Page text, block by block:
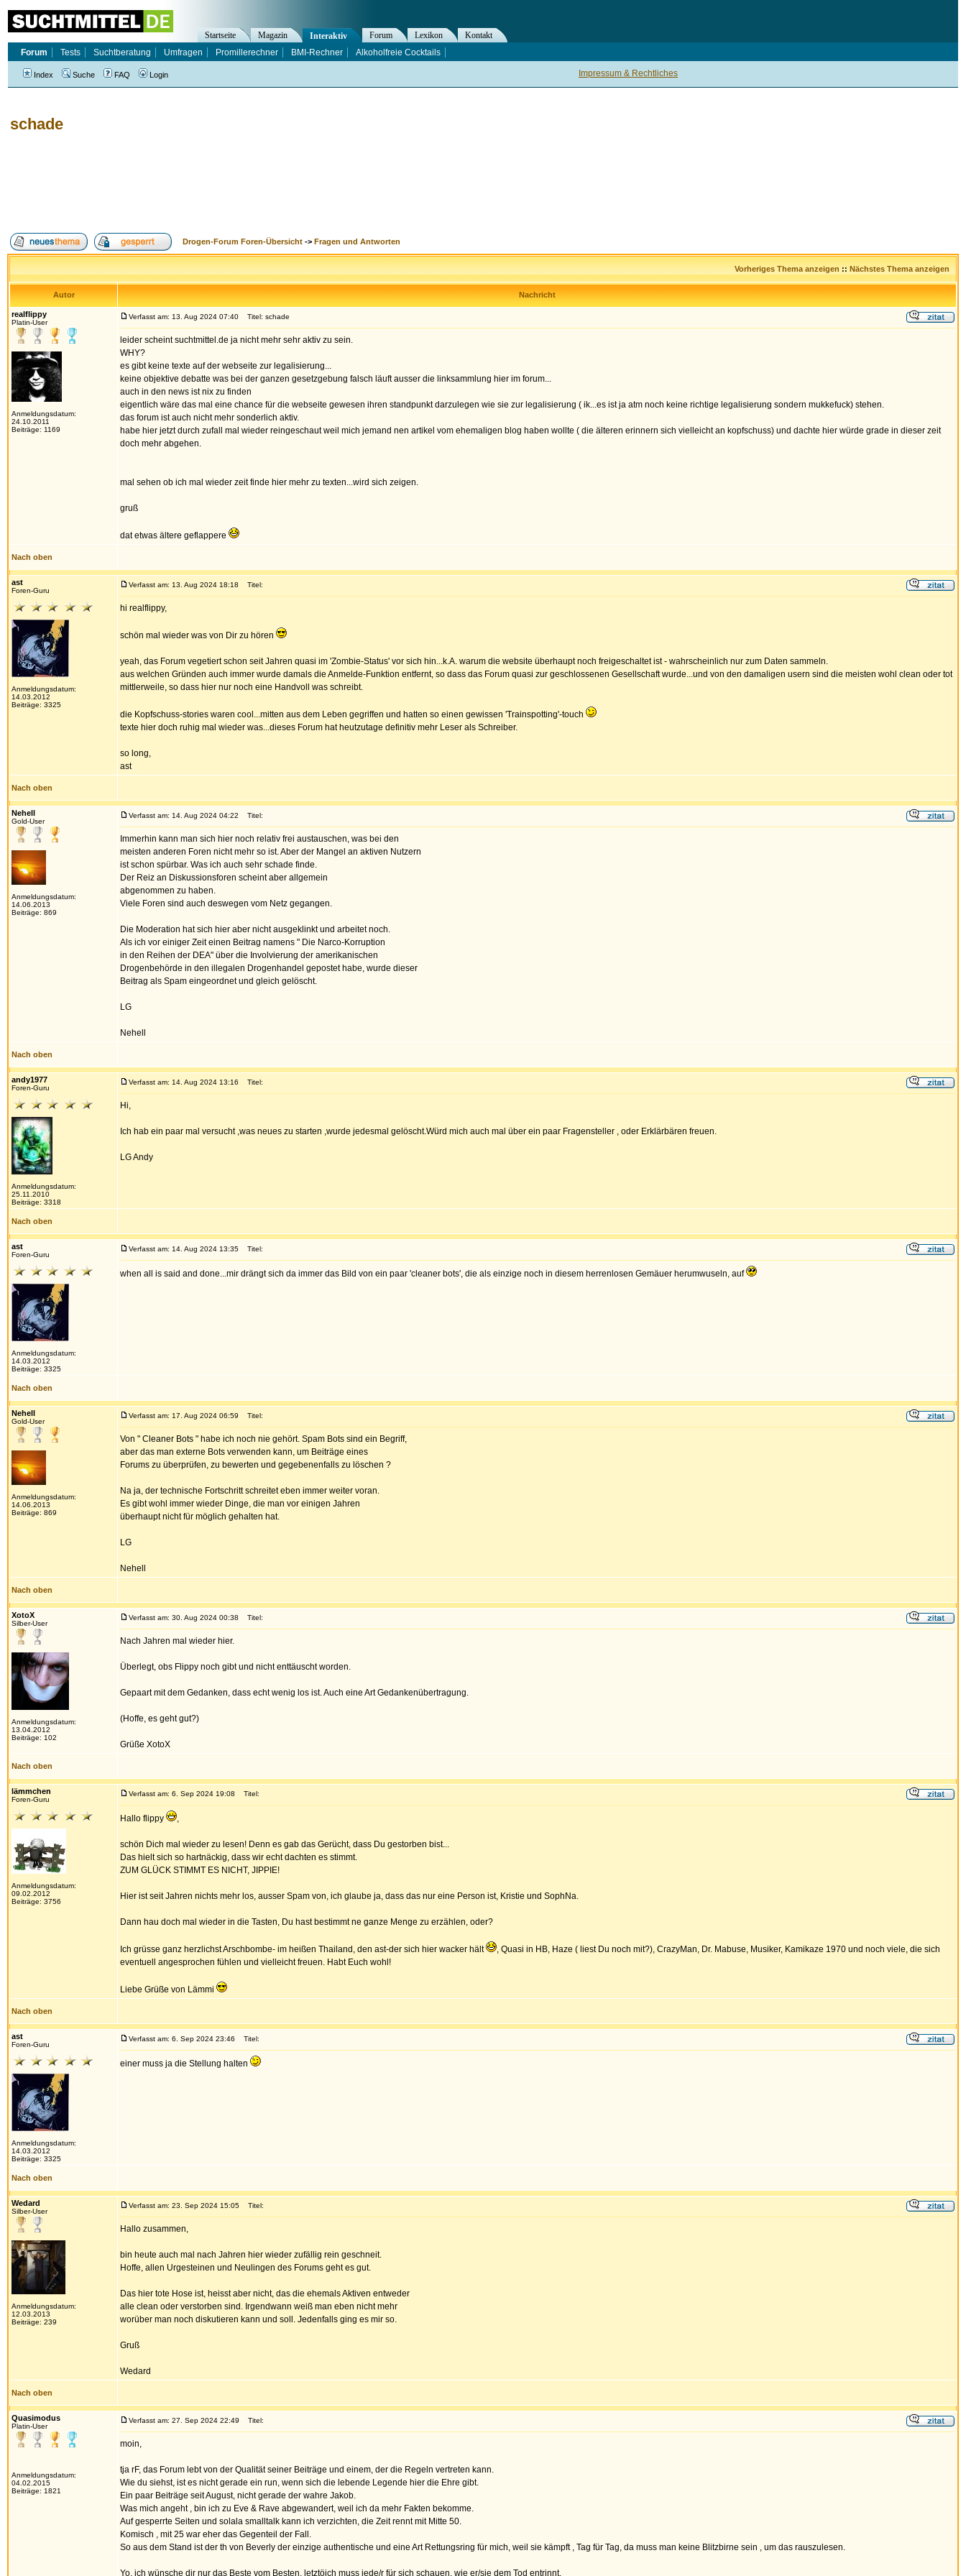
schade
Drogen-Forum Foren-Übersicht -> Fragen und Antworten
Vorheriges Thema anzeigen :: Nächstes Thema anzeigen
Autor Nachricht
realflippy
Platin-User
Anmeldungsdatum:
24.10.2011
Beiträge: 1169
Verfasst am: 13. Aug 2024 07:40 Titel: schade
leider scheint suchtmittel.de ja nicht mehr sehr aktiv zu sein.
WHY?
es gibt keine texte auf der webseite zur legalisierung...
keine objektive debatte was bei der ganzen gesetzgebung falsch läuft ausser die linksammlung hier im forum...
auch in den news ist nix zu finden
eigentlich wäre das mal eine chance für die webseite gewesen ihren standpunkt darzulegen wie sie zur legalisierung ( ik...es ist ja atm noch keine richtige legalisierung sondern mukkefuck) stehen.
das forum ist auch nicht mehr sonderlich aktiv.
habe hier jetzt durch zufall mal wieder reingeschaut weil mich jemand nen artikel vom ehemaligen blog haben wollte ( die älteren erinnern sich vielleicht an kopfschuss) und dachte hier würde grade in dieser zeit
doch mehr abgehen.
mal sehen ob ich mal wieder zeit finde hier mehr zu texten...wird sich zeigen.
gruß
dat etwas ältere geflappere
Nach oben
ast
Foren-Guru
Anmeldungsdatum:
14.03.2012
Beiträge: 3325
Verfasst am: 13. Aug 2024 18:18 Titel:
hi realflippy,
schön mal wieder was von Dir zu hören
yeah, das Forum vegetiert schon seit Jahren quasi im 'Zombie-Status' vor sich hin...k.A. warum die website überhaupt noch freigeschaltet ist - wahrscheinlich nur zum Daten sammeln.
aus welchen Gründen auch immer wurde damals die Anmelde-Funktion entfernt, so dass das Forum quasi zur geschlossenen Gesellschaft wurde...und von den damaligen usern sind die meisten wohl clean oder tot
mittlerweile, so dass hier nur noch eine Handvoll was schreibt.
die Kopfschuss-stories waren cool...mitten aus dem Leben gegriffen und hatten so einen gewissen 'Trainspotting'-touch
texte hier doch ruhig mal wieder was...dieses Forum hat heutzutage definitiv mehr Leser als Schreiber.
so long,
ast
Nach oben
Nehell
Gold-User
Anmeldungsdatum:
14.06.2013
Beiträge: 869
Verfasst am: 14. Aug 2024 04:22 Titel:
Immerhin kann man sich hier noch relativ frei austauschen, was bei den
meisten anderen Foren nicht mehr so ist. Aber der Mangel an aktiven Nutzern
ist schon spürbar. Was ich auch sehr schade finde.
Der Reiz an Diskussionsforen scheint aber allgemein
abgenommen zu haben.
Viele Foren sind auch deswegen vom Netz gegangen.
Die Moderation hat sich hier aber nicht ausgeklinkt und arbeitet noch.
Als ich vor einiger Zeit einen Beitrag namens " Die Narco-Korruption
in den Reihen der DEA" über die Involvierung der amerikanischen
Drogenbehörde in den illegalen Drogenhandel gepostet habe, wurde dieser
Beitrag als Spam eingeordnet und gleich gelöscht.
LG
Nehell
Nach oben
andy1977
Foren-Guru
Anmeldungsdatum:
25.11.2010
Beiträge: 3318
Verfasst am: 14. Aug 2024 13:16 Titel:
Hi,
Ich hab ein paar mal versucht ,was neues zu starten ,wurde jedesmal gelöscht.Würd mich auch mal über ein paar Fragensteller , oder Erklärbären freuen.
LG Andy
Nach oben
ast
Foren-Guru
Anmeldungsdatum:
14.03.2012
Beiträge: 3325
Verfasst am: 14. Aug 2024 13:35 Titel:
when all is said and done...mir drängt sich da immer das Bild von ein paar 'cleaner bots', die als einzige noch in diesem herrenlosen Gemäuer herumwuseln, auf
Nach oben
Nehell
Gold-User
Anmeldungsdatum:
14.06.2013
Beiträge: 869
Verfasst am: 17. Aug 2024 06:59 Titel:
Von " Cleaner Bots " habe ich noch nie gehört. Spam Bots sind ein Begriff,
aber das man externe Bots verwenden kann, um Beiträge eines
Forums zu überprüfen, zu bewerten und gegebenenfalls zu löschen ?
Na ja, der technische Fortschritt schreitet eben immer weiter voran.
Es gibt wohl immer wieder Dinge, die man vor einigen Jahren
überhaupt nicht für möglich gehalten hat.
LG
Nehell
Nach oben
XotoX
Silber-User
Anmeldungsdatum:
13.04.2012
Beiträge: 102
Verfasst am: 30. Aug 2024 00:38 Titel:
Nach Jahren mal wieder hier.
Überlegt, obs Flippy noch gibt und nicht enttäuscht worden.
Gepaart mit dem Gedanken, dass echt wenig los ist. Auch eine Art Gedankenübertragung.
(Hoffe, es geht gut?)
Grüße XotoX
Nach oben
lämmchen
Foren-Guru
Anmeldungsdatum:
09.02.2012
Beiträge: 3756
Verfasst am: 6. Sep 2024 19:08 Titel:
Hallo flippy ,
schön Dich mal wieder zu lesen! Denn es gab das Gerücht, dass Du gestorben bist...
Das hielt sich so hartnäckig, dass wir echt dachten es stimmt.
ZUM GLÜCK STIMMT ES NICHT, JIPPIE!
Hier ist seit Jahren nichts mehr los, ausser Spam von, ich glaube ja, dass das nur eine Person ist, Kristie und SophNa.
Dann hau doch mal wieder in die Tasten, Du hast bestimmt ne ganze Menge zu erzählen, oder?
Ich grüsse ganz herzlichst Arschbombe- im heißen Thailand, den ast-der sich hier wacker hält
, Quasi in HB, Haze ( liest Du noch mit?), CrazyMan, Dr. Mabuse, Musiker, Kamikaze 1970 und noch viele, die sich
eventuell angesprochen fühlen und vielleicht freuen. Habt Euch wohl!
Liebe Grüße von Lämmi
Nach oben
ast
Foren-Guru
Anmeldungsdatum:
14.03.2012
Beiträge: 3325
Verfasst am: 6. Sep 2024 23:46 Titel:
einer muss ja die Stellung halten
Nach oben
Wedard
Silber-User
Anmeldungsdatum:
12.03.2013
Beiträge: 239
Verfasst am: 23. Sep 2024 15:05 Titel:
Hallo zusammen,
bin heute auch mal nach Jahren hier wieder zufällig rein geschneit.
Hoffe, allen Urgesteinen und Neulingen des Forums geht es gut.
Das hier tote Hose ist, heisst aber nicht, das die ehemals Aktiven entweder
alle clean oder verstorben sind. Irgendwann weiß man eben nicht mehr
worüber man noch diskutieren kann und soll. Jedenfalls ging es mir so.
Gruß
Wedard
Nach oben
Quasimodus
Platin-User
Anmeldungsdatum:
04.02.2015
Beiträge: 1821
Verfasst am: 27. Sep 2024 22:49 Titel:
moin,
tja rF, das Forum lebt von der Qualität seiner Beiträge und einem, der die Regeln vertreten kann.
Wie du siehst, ist es nicht gerade ein run, wenn sich die lebende Legende hier die Ehre gibt.
Ein paar Beiträge seit August, nicht gerade der wahre Jakob.
Was mich angeht , bin ich zu Eve & Rave abgewandert, weil ich da mehr Fakten bekomme.
Auf gesperrte Seiten und solala smalltalk kann ich verzichten, die Zeit rennt mit Mitte 50.
Komisch , mit 25 war eher das Gegenteil der Fall.
So aus dem Stand ist der th von Beverly der einzige authentische und eine Art Rettungsring für mich, weil sie kämpft , Tag für Tag, da muss man keine Blitzbirne sein , um das rauszulesen.
Yo, ich wünsche dir nur das Beste vom Besten, letztöich muss jede/r für sich schauen, wie er/sie dem Tod entrinnt.
Impressum & Rechtliches
Startseite Magazin Interaktiv Forum Lexikon
Kontakt
Forum
Tests Suchtberatung Umfragen Promillerechner BMI-Rechner Alkoholfreie Cocktails
Index Suche FAQ Login